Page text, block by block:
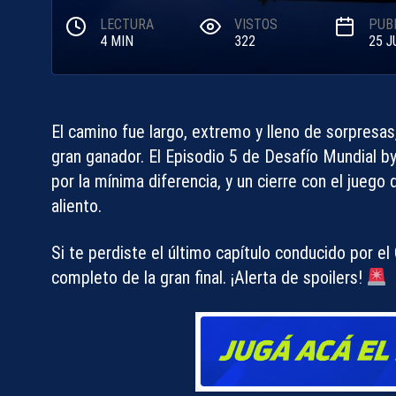
LECTURA
4 MIN
VISTOS
322
25
El camino fue largo, extremo y lleno de
gran ganador. El Episodio 5 de Desafío Mundial
por la mínima diferencia, y un cierre con el juego
aliento.
Si te perdiste el último capítulo conducido por
completo de la gran final. ¡Alerta de spoilers!